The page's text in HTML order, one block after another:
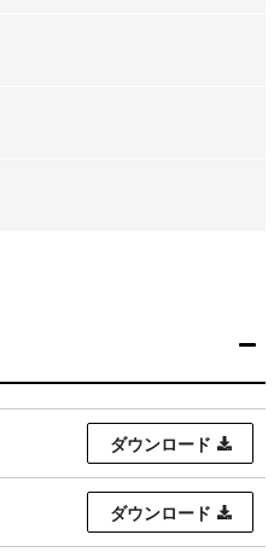
ダウンロード
ダウンロード